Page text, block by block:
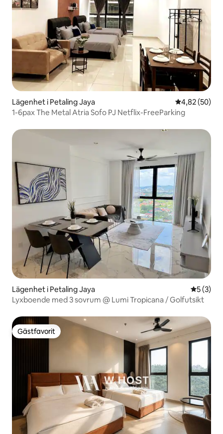
Lägenhet i Petaling Jaya 4,82 av 5 i
4,82 (50)
1-6pax The Metal Atria Sofo PJ Netflix-FreeParking
Lägenhet i Petaling Jaya 5 av 5 i
5 (3)
Lyxboende med 3 sovrum @ Lumi Tropicana / Golfutsikt
Gästfavorit
Gästfavorit